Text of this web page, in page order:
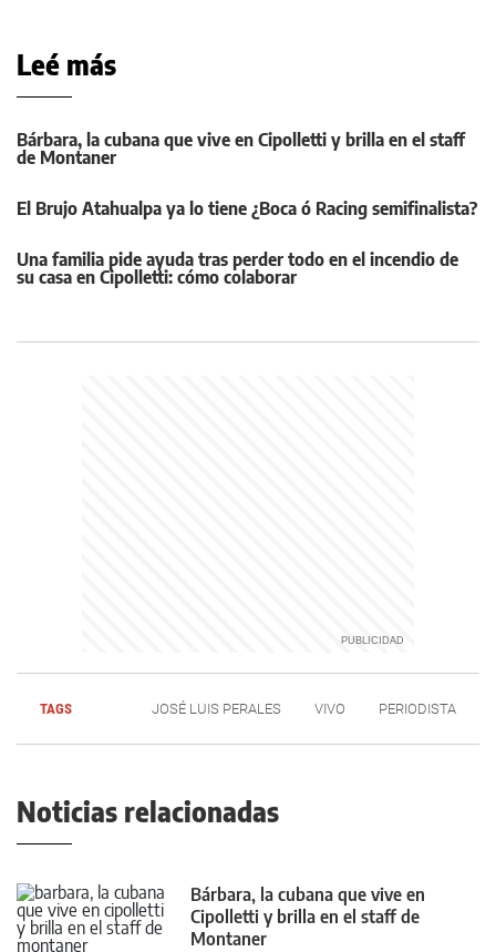
Leé más
Bárbara, la cubana que vive en Cipolletti y brilla en el staff
de Montaner
El Brujo Atahualpa ya lo tiene ¿Boca ó Racing semifinalista?
Una familia pide ayuda tras perder todo en el incendio de
su casa en Cipolletti: cómo colaborar
TAGS JOSÉ LUIS PERALES VIVO PERIODISTA
Noticias relacionadas
Bárbara, la cubana que vive en
Cipolletti y brilla en el staff de
Montaner